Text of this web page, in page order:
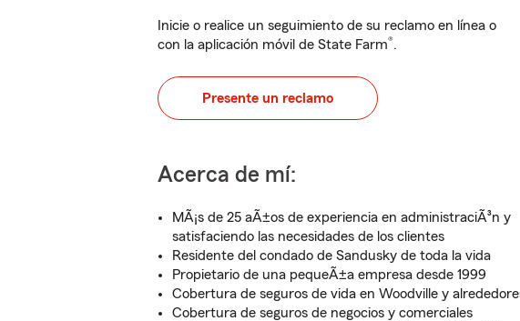
Inicie o realice un seguimiento de su reclamo en línea o
con la aplicación móvil de State Farm®.
Presente un reclamo
Acerca de mí:
MÃ¡s de 25 aÃ±os de experiencia en administraciÃ³n y
satisfaciendo las necesidades de los clientes
Residente del condado de Sandusky de toda la vida
Propietario de una pequeÃ±a empresa desde 1999
Cobertura de seguros de vida en Woodville y
Cobertura de seguros de negocios y comerciales